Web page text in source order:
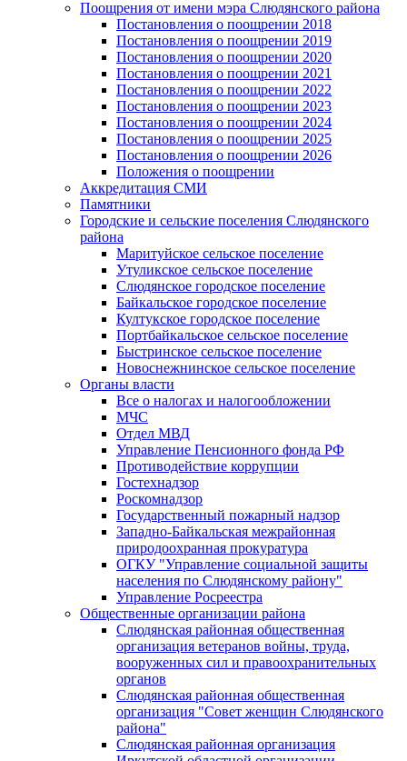
Поощрения от имени мэра Слюдянского района
Постановления о поощрении 2018
Постановления о поощрении 2019
Постановления о поощрении 2020
Постановления о поощрении 2021
Постановления о поощрении 2022
Постановления о поощрении 2023
Постановления о поощрении 2024
Постановления о поощрении 2025
Постановления о поощрении 2026
Положения о поощрении
Аккредитация СМИ
Памятники
Городские и сельские поселения Слюдянского
района
Маритуйское сельское поселение
Утуликское сельское поселение
Слюдянское городское поселение
Байкальское городское поселение
Култукское городское поселение
Портбайкальское сельское поселение
Быстринское сельское поселение
Новоснежнинское сельское поселение
Органы власти
Все о налогах и налогообложении
МЧС
Отдел МВД
Управление Пенсионного фонда РФ
Противодействие коррупции
Гостехнадзор
Роскомнадзор
Государственный пожарный надзор
Западно-Байкальская межрайонная
природоохранная прокуратура
ОГКУ "Управление социальной защиты
населения по Слюдянскому району"
Управление Росреестра
Общественные организации района
Слюдянская районная общественная
организация ветеранов войны, труда,
вооруженных сил и правоохранительных
органов
Слюдянская районная общественная
организация "Совет женщин Слюдянского
района"
Слюдянская районная организация